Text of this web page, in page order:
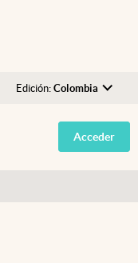
Edición: Colombia
Argentina
España
Acceder